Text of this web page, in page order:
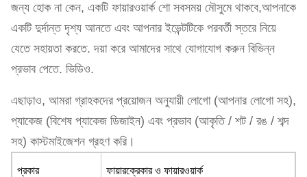
জন্য হোক না কেন, একটি ফায়ারওয়ার্ক শো সবসময় মৌসুমে থাকবে,আপনাকে
একটি দুর্দান্ত দৃশ্য আনতে এবং আপনার ইভেন্টটিকে পরবর্তী স্তরে নিয়ে
যেতে সহায়তা করতে. দয়া করে আমাদের সাথে যোগাযোগ করুন বিভিন্ন
প্রভাব পেতে. ভিডিও.
এছাড়াও, আমরা গ্রাহকদের প্রয়োজন অনুযায়ী লোগো (আপনার লোগো সহ),
প্যাকেজ (বিশেষ প্যাকেজ ডিজাইন) এবং প্রভাব (আকৃতি / শট / রঙ / শব্দ
সহ) কাস্টমাইজেশন গ্রহণ করি।
প্রকার ফায়ারক্রেকার ও ফায়ারওয়ার্ক